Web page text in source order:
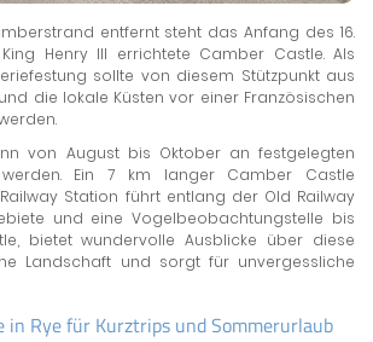
entfernt steht das Anfang des 16.
Henry III errichtete Camber Castle. Als
sollte von diesem Stützpunkt aus
die lokale Küsten vor einer Französischen
von August bis Oktober an festgelegten
Ein 7 km langer Camber Castle
Station führt entlang der Old Railway
und eine Vogelbeobachtungstelle bis
bietet wundervolle Ausblicke über diese
Landschaft und sorgt für unvergessliche
in Rye für Kurztrips und Sommerurlaub